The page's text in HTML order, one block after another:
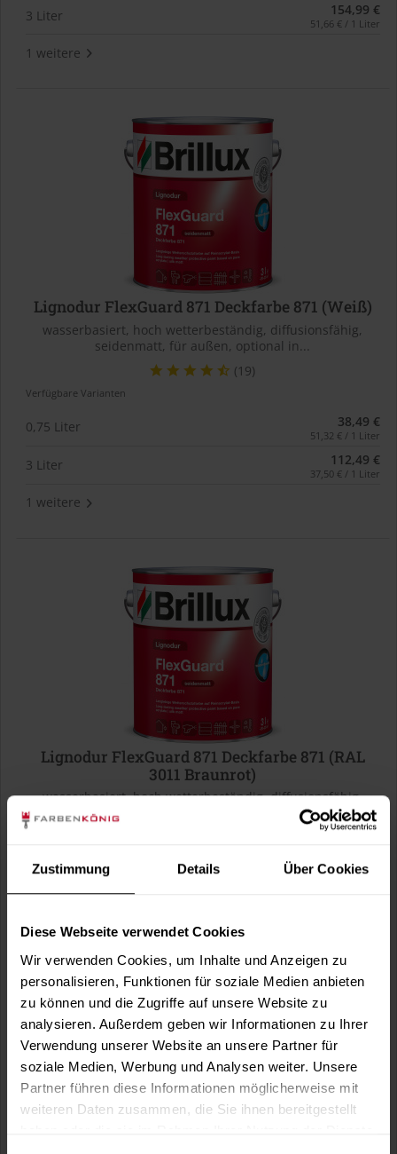
Zustimmung Details Über Cookies
Diese Webseite verwendet Cookies
Wir verwenden Cookies, um Inhalte und Anzeigen zu
personalisieren, Funktionen für soziale Medien anbieten
zu können und die Zugriffe auf unsere Website zu
analysieren. Außerdem geben wir Informationen zu Ihrer
Verwendung unserer Website an unsere Partner für
soziale Medien, Werbung und Analysen weiter. Unsere
Partner führen diese Informationen möglicherweise mit
weiteren Daten zusammen, die Sie ihnen bereitgestellt
3 Liter 154,99 €
51,66 € / 1 Liter
1 weitere
Lignodur FlexGuard 871 Deckfarbe 871 (Weiß)
wasserbasiert, hoch wetterbeständig, diffusionsfähig,
seidenmatt, für außen, optional in...
(19)
Verfügbare Varianten
0,75 Liter 38,49 €
51,32 € / 1 Liter
3 Liter 112,49 €
37,50 € / 1 Liter
1 weitere
Lignodur FlexGuard 871 Deckfarbe 871 (RAL
3011 Braunrot)
wasserbasiert, hoch wetterbeständig, diffusionsfähig,
seidenmatt, für außen, optional in...
0,75 Liter
3 Liter
1 weitere